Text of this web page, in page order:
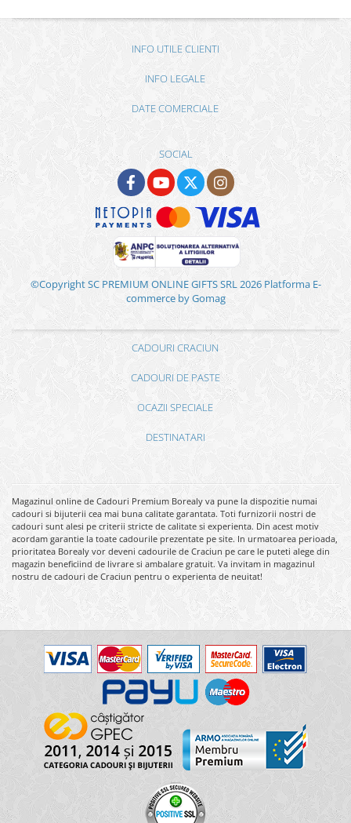
INFO UTILE CLIENTI
INFO LEGALE
DATE COMERCIALE
SOCIAL
©Copyright SC PREMIUM ONLINE GIFTS SRL 2026 Platforma E-
commerce by Gomag
CADOURI CRACIUN
CADOURI DE PASTE
OCAZII SPECIALE
DESTINATARI
Magazinul online de Cadouri Premium Borealy va pune la dispozitie numai
cadouri si bijuterii cea mai buna calitate garantata. Toti furnizorii nostri de
cadouri sunt alesi pe criterii stricte de calitate si experienta. Din acest motiv
acordam garantie la toate cadourile prezentate pe site. In urmatoarea perioada,
prioritatea Borealy vor deveni cadourile de Craciun pe care le puteti alege din
magazin beneficiind de livrare si ambalare gratuit. Va invitam in magazinul
nostru de cadouri de Craciun pentru o experienta de neuitat!